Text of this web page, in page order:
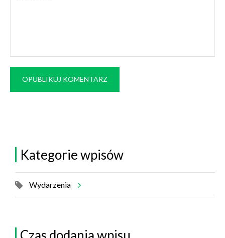
OPUBLIKUJ KOMENTARZ
Kategorie wpisów
Wydarzenia
Czas dodania wpisu